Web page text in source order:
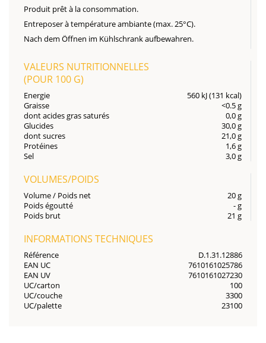
Produit prêt à la consommation.
Entreposer à température ambiante (max. 25°C).
Nach dem Öffnen im Kühlschrank aufbewahren.
VALEURS NUTRITIONNELLES
(POUR 100 G)
Energie
560 kJ (131 kcal)
Graisse
<0.5 g
dont acides gras saturés
0,0 g
Glucides
30,0 g
dont sucres
21,0 g
Protéines
1,6 g
Sel
3,0 g
VOLUMES/POIDS
Volume / Poids net
20 g
Poids égoutté
- g
Poids brut
21 g
INFORMATIONS TECHNIQUES
Référence
D.1.31.12886
EAN UC
7610161025786
EAN UV
7610161027230
UC/carton
100
UC/couche
3300
UC/palette
23100